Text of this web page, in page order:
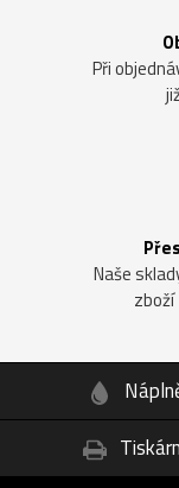
Při
Naše